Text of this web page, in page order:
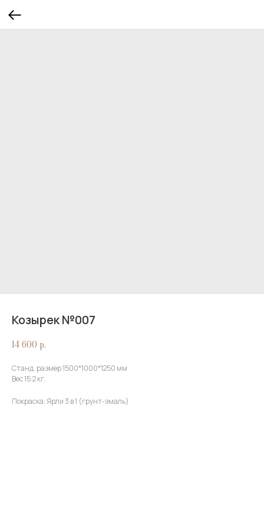
Козырек №007
14 600 р.
Станд. размер 1500*1000*1250 мм
Вес 15.2 кг.
Покраска: Ярли 3 в 1 (грунт-эмаль)